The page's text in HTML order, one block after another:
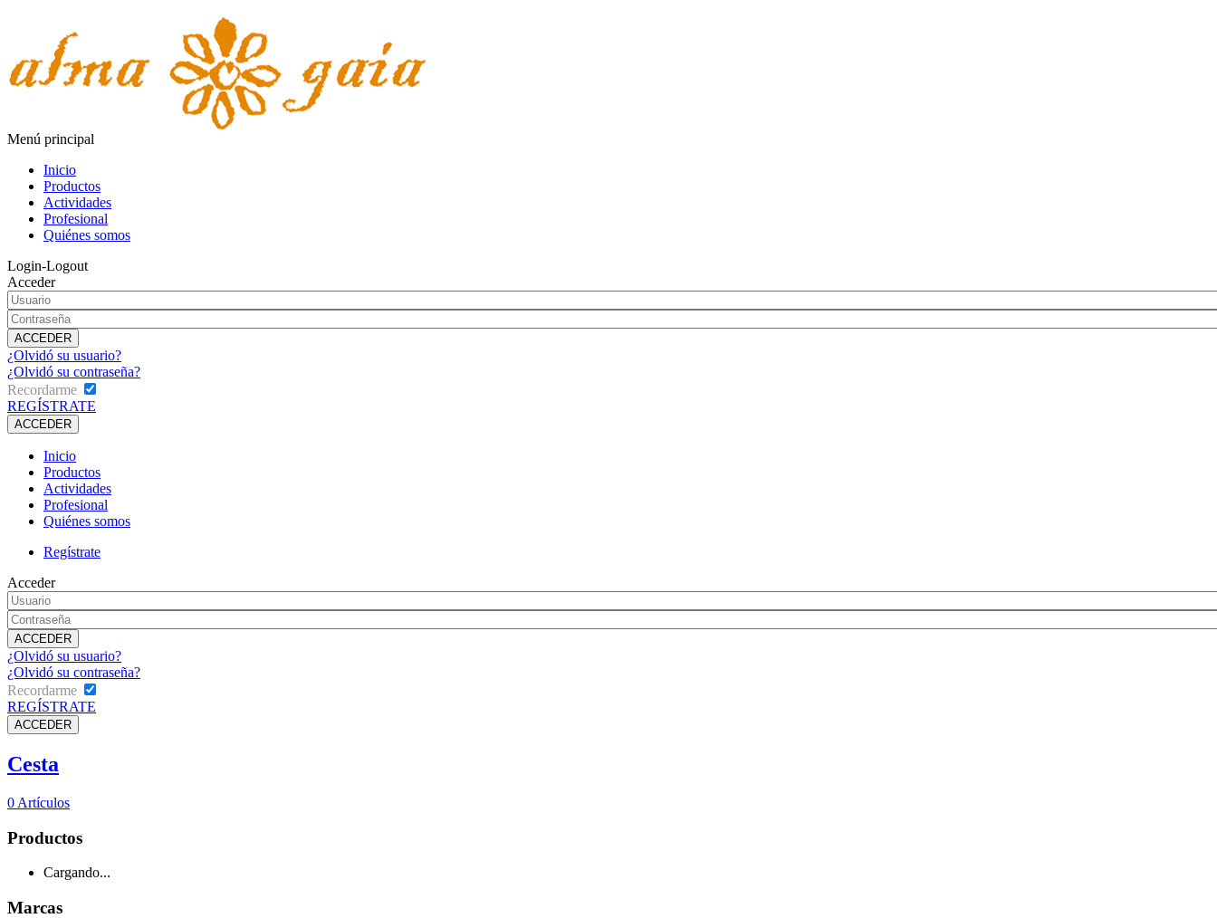
Menú principal
Inicio
Productos
Actividades
Profesional
Quiénes somos
Login-Logout
Acceder
¿Olvidó su usuario?
¿Olvidó su contraseña?
Recordarme
REGÍSTRATE
Inicio
Productos
Actividades
Profesional
Quiénes somos
Regístrate
Acceder
¿Olvidó su usuario?
¿Olvidó su contraseña?
Recordarme
REGÍSTRATE
Cesta
0 Artículos
Productos
Cargando...
Marcas